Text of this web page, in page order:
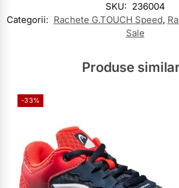
SKU: 236004
Categorii: Rachete G.TOUCH Speed,
Sale
Produse
-33%